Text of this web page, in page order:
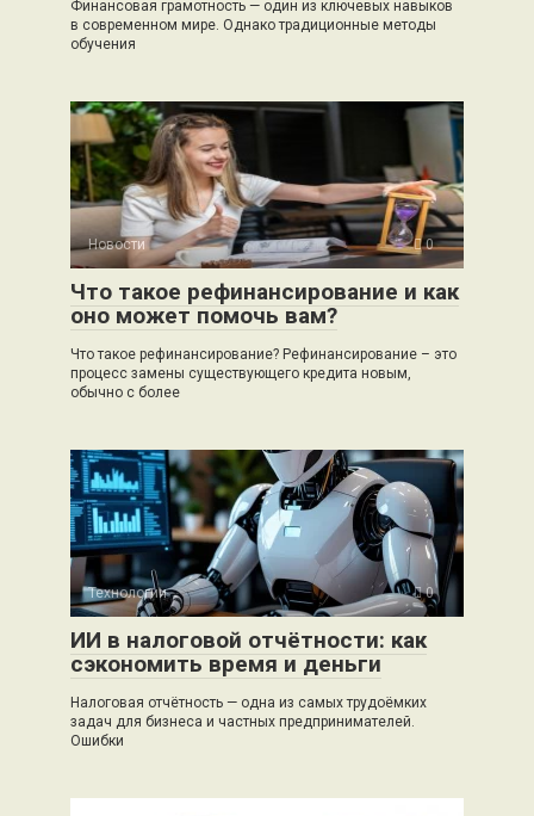
Финансовая грамотность — один из ключевых навыков
в современном мире. Однако традиционные методы
обучения
Новости 0
Что такое рефинансирование и как
оно может помочь вам?
Что такое рефинансирование? Рефинансирование – это
процесс замены существующего кредита новым,
обычно с более
Технологии 0
ИИ в налоговой отчётности: как
сэкономить время и деньги
Налоговая отчётность — одна из самых трудоёмких
задач для бизнеса и частных предпринимателей.
Ошибки